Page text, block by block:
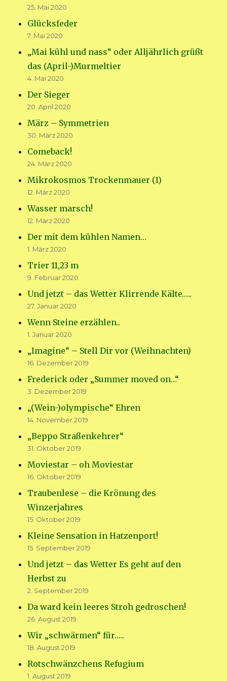
25. Mai 2020
Glücksfeder
7. Mai 2020
„Mai kühl und nass“ oder Alljährlich grüßt
das (April-)Murmeltier
4. Mai 2020
Der Sieger
20. April 2020
März – Symmetrien
30. März 2020
Comeback!
24. März 2020
Mikrokosmos Trockenmauer (1)
12. März 2020
Wasser marsch!
12. März 2020
Der mit dem kühlen Namen…
1. März 2020
Trier 11,23 m
9. Februar 2020
Und jetzt – das Wetter Klirrende Kälte…..
27. Januar 2020
Wenn Steine erzählen..
1. Januar 2020
„Imagine“ – Stell Dir vor (Weihnachten)
16. Dezember 2019
Frederick oder „Summer moved on…“
3. Dezember 2019
„(Wein-)olympische“ Ehren
14. November 2019
„Beppo Straßenkehrer“
31. Oktober 2019
Moviestar – oh Moviestar
16. Oktober 2019
Traubenlese – die Krönung des
Winzerjahres
15. Oktober 2019
Kleine Sensation in Hatzenport!
15. September 2019
Und jetzt – das Wetter Es geht auf den
Herbst zu
2. September 2019
Da ward kein leeres Stroh gedroschen!
26. August 2019
Wir „schwärmen“ für…..
18. August 2019
Rotschwänzchens Refugium
1. August 2019